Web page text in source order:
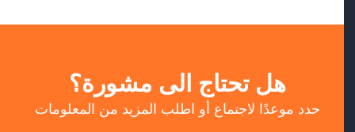
هل تحتاج الى مشورة؟
حدد موعدًا لاجتماع أو اطلب المزيد من المعلومات